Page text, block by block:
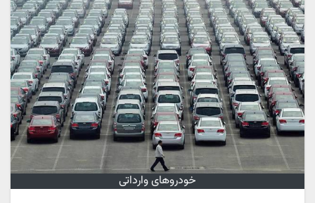
خودروهای وارداتی